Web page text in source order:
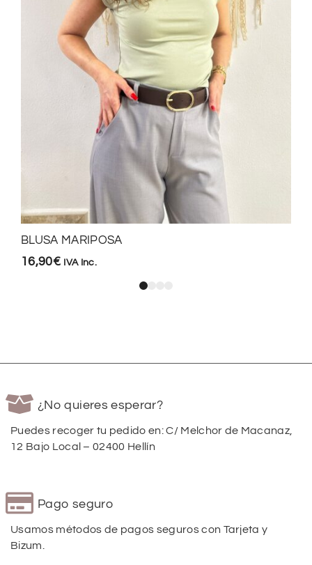
BLUSA MARIPOSA
16,90€ IVA Inc.
¿No quieres esperar?
Puedes recoger tu pedido en: C/ Melchor de Macanaz,
12 Bajo Local – 02400 Hellín
Pago seguro
Usamos métodos de pagos seguros con Tarjeta y
Bizum.